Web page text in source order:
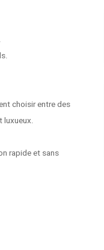
choisir entre des
luxueux.
rapide et sans